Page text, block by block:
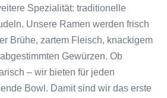
Spezialität: traditionelle
Unsere Ramen werden frisch
Brühe, zartem Fleisch, knackigem
Gewürzen. Ob
– wir bieten für jeden
Bowl. Damit sind wir das erste